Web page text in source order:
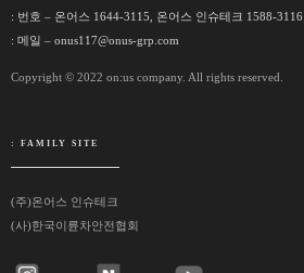
: 번호 – 온어스 1644-3115, 온어스 인슈테크 1588-3116
: 메일 – onus117@onus-grp.com
Copyright © 2022 on:us company. All rights reserved.
: FAMILY SITE
(주)온어스 인슈테크
(사)한국이륜차안전협회